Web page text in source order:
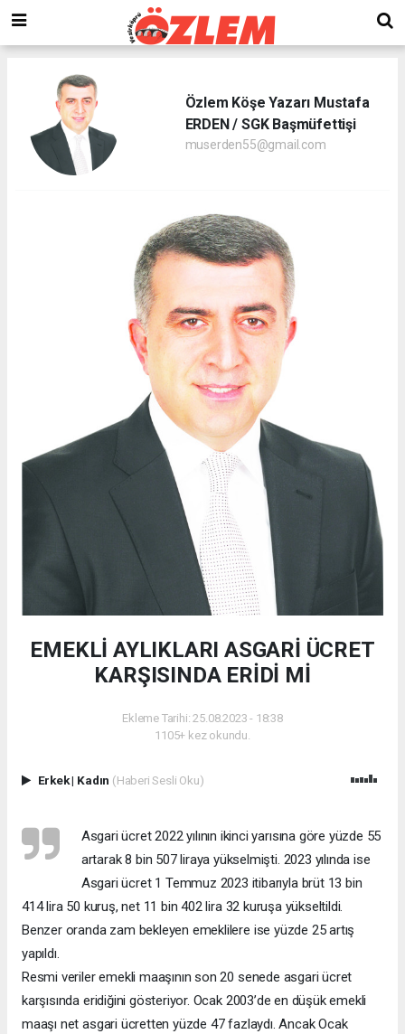
Özlem Köşe Yazarı Mustafa
ERDEN / SGK Başmüfettişi
muserden55@gmail.com
EMEKLİ AYLIKLARI ASGARİ ÜCRET
KARŞISINDA ERİDİ Mİ
Ekleme Tarihi: 25.08.2023 - 18:38
1105+ kez okundu.
Erkek| Kadın (Haberi Sesli Oku)
Asgari ücret 2022 yılının ikinci yarısına göre yüzde 55
artarak 8 bin 507 liraya yükselmişti. 2023 yılında ise
Asgari ücret 1 Temmuz 2023 itibarıyla brüt 13 bin
414 lira 50 kuruş, net 11 bin 402 lira 32 kuruşa yükseltildi.
Benzer oranda zam bekleyen emeklilere ise yüzde 25 artış
yapıldı.
Resmi veriler emekli maaşının son 20 senede asgari ücret
karşısında eridiğini gösteriyor. Ocak 2003’de en düşük emekli
maaşı net asgari ücretten yüzde 47 fazlaydı. Ancak Ocak